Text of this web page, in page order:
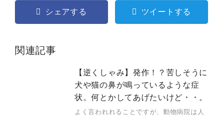
シェアする ツイートする
関連記事
【逆くしゃみ】発作！？苦しそうに
犬や猫の鼻が鳴っているような症
状。何とかしてあげたいけど・・。
よく言われれることですが、動物病院は人